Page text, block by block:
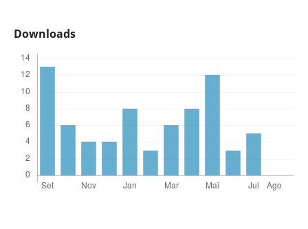
Downloads